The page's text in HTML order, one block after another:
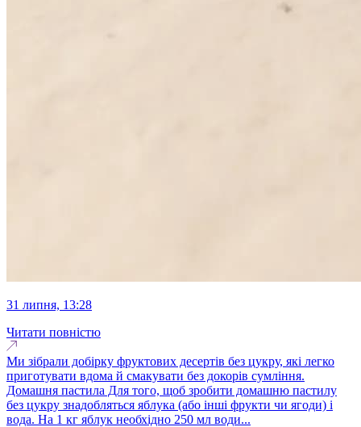
31 липня, 13:28
Читати повністю
Ми зібрали добірку фруктових десертів без цукру, які легко
приготувати вдома й смакувати без докорів сумління.
Домашня пастила Для того, щоб зробити домашню пастилу
без цукру знадобляться яблука (або інші фрукти чи ягоди) і
вода. На 1 кг яблук необхідно 250 мл води...